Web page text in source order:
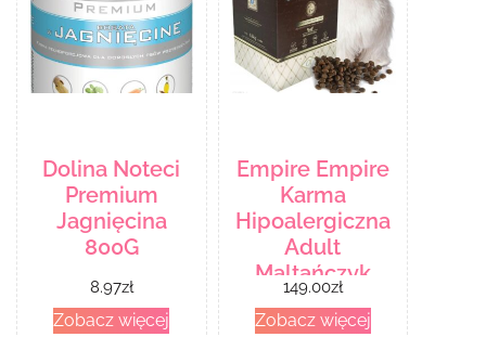
Dolina Noteci
Premium
Jagnięcina
800G
8.97zł
Zobacz więcej
Empire Empire
Karma
Hipoalergiczna
Adult
Maltańczyk
1.8Kg
149.00zł
Zobacz więcej